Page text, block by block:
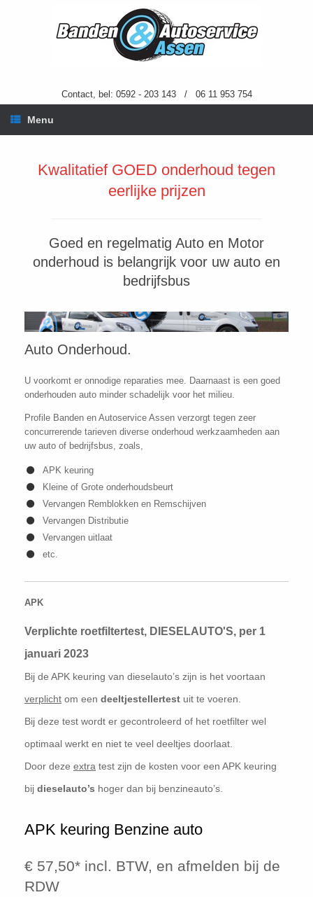
Contact, bel: 0592 - 203 143 / 06 11 953 754
Menu
Kwalitatief GOED onderhoud tegen
eerlijke prijzen
Goed en regelmatig Auto en Motor
onderhoud is belangrijk voor uw auto en
bedrijfsbus
Auto Onderhoud.
U voorkomt er onnodige reparaties mee. Daarnaast is een goed
onderhouden auto minder schadelijk voor het milieu.
Profile Banden en Autoservice Assen verzorgt tegen zeer
concurrerende tarieven diverse onderhoud werkzaamheden aan
uw auto of bedrijfsbus, zoals,
APK keuring
Kleine of Grote onderhoudsbeurt
Vervangen Remblokken en Remschijven
Vervangen Distributie
Vervangen uitlaat
etc.
APK
Verplichte roetfiltertest, DIESELAUTO'S, per 1
januari 2023
Bij de APK keuring van dieselauto’s zijn is het voortaan
verplicht om een deeltjestellertest uit te voeren.
Bij deze test wordt er gecontroleerd of het roetfilter wel
optimaal werkt en niet te veel deeltjes doorlaat.
Door deze extra test zijn de kosten voor een APK keuring
bij dieselauto’s hoger dan bij benzineauto’s.
APK keuring Benzine auto
€ 57,50* incl. BTW, en afmelden bij de
RDW